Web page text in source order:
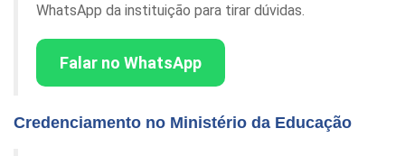
WhatsApp da instituição para tirar dúvidas.
Falar no WhatsApp
Credenciamento no Ministério da Educação